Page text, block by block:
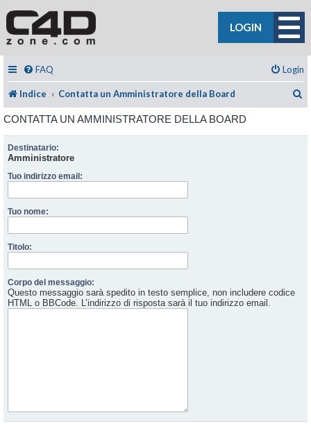
LOGIN
FAQ Login
Indice Contatta un Amministratore della Board
CONTATTA UN AMMINISTRATORE DELLA BOARD
Destinatario:
Amministratore
Tuo indirizzo email:
Tuo nome:
Titolo:
Corpo del messaggio:
Questo messaggio sarà spedito in testo semplice, non includere codice
HTML o BBCode. L’indirizzo di risposta sarà il tuo indirizzo email.